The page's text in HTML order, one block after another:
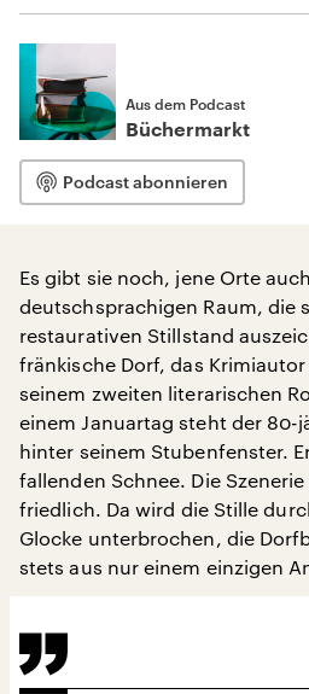
Aus dem Podcast
Büchermarkt
Podcast abonnieren
Es gibt sie noch, jene Orte
deutschsprachigen Raum, die
restaurativen Stillstand
fränkische Dorf, das
seinem zweiten literarischen
einem Januartag steht der 80-
hinter seinem Stubenfenster.
fallenden Schnee. Die
friedlich. Da wird die Stille
Glocke unterbrochen, die
stets aus nur einem einzigen